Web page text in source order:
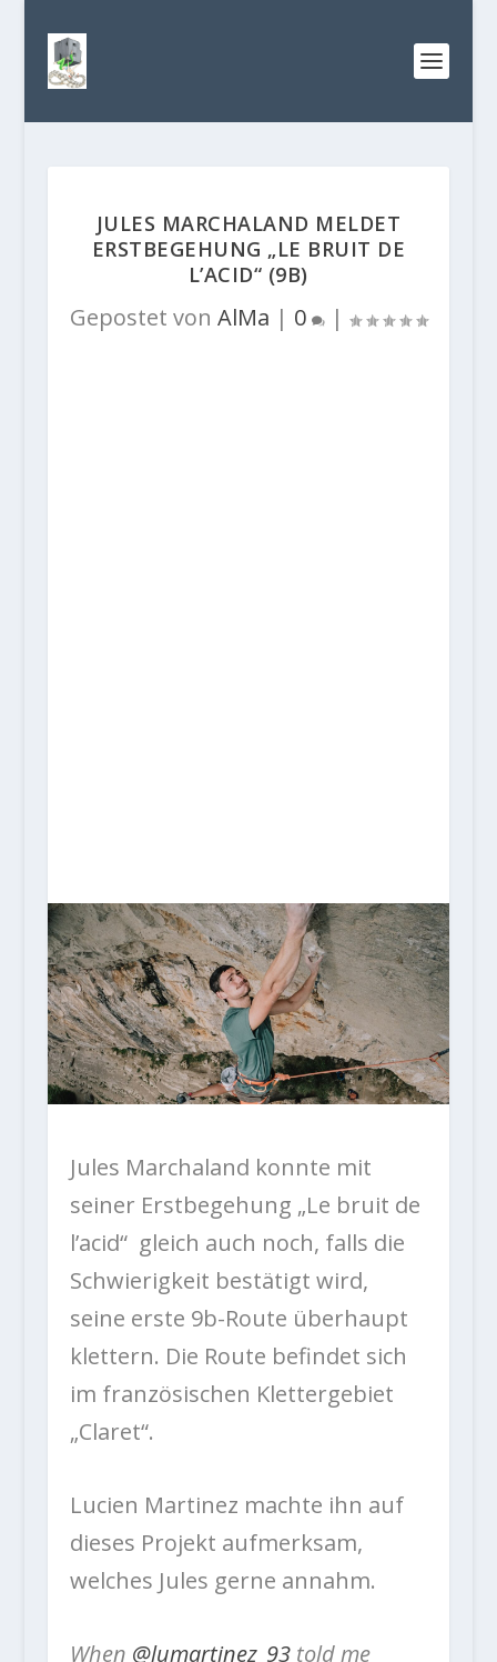
JULES MARCHALAND MELDET
ERSTBEGEHUNG „LE BRUIT DE
L’ACID“ (9B)
Gepostet von AlMa | 0 |
Jules Marchaland konnte mit
seiner Erstbegehung „Le bruit de
l’acid“ gleich auch noch, falls die
Schwierigkeit bestätigt wird,
seine erste 9b-Route überhaupt
klettern. Die Route befindet sich
im französischen Klettergebiet
„Claret“.
Lucien Martinez machte ihn auf
dieses Projekt aufmerksam,
welches Jules gerne annahm.
When @lumartinez_93told me